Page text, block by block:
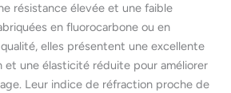
résistance élevée et une faible
en fluorocarbone ou en
elles présentent une excellente
et une élasticité réduite pour améliorer
Leur indice de réfraction proche de